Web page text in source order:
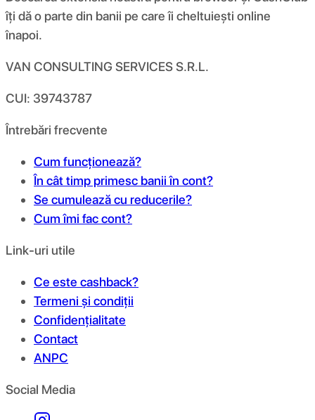
îți dă o parte din banii pe care îi cheltuiești online
înapoi.
VAN CONSULTING SERVICES S.R.L.
CUI: 39743787
Întrebări frecvente
Cum funcționează?
În cât timp primesc banii în cont?
Se cumulează cu reducerile?
Cum îmi fac cont?
Link-uri utile
Ce este cashback?
Termeni și condiții
Confidențialitate
Contact
ANPC
Social Media